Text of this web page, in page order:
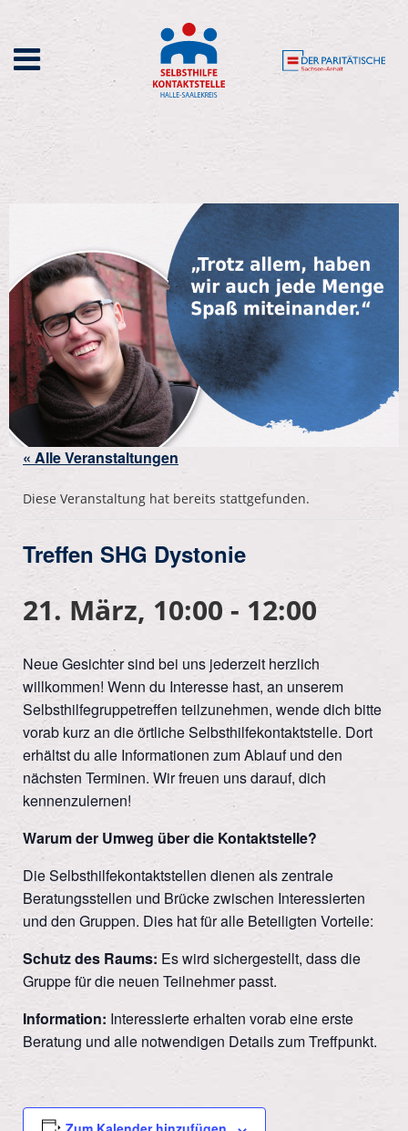
« Alle Veranstaltungen
Diese Veranstaltung hat bereits stattgefunden.
Treffen SHG Dystonie
21. März, 10:00 - 12:00
Neue Gesichter sind bei uns jederzeit herzlich
willkommen! Wenn du Interesse hast, an unserem
Selbsthilfegruppetreffen teilzunehmen, wende dich bitte
vorab kurz an die örtliche Selbsthilfekontaktstelle. Dort
erhältst du alle Informationen zum Ablauf und den
nächsten Terminen. Wir freuen uns darauf, dich
kennenzulernen!
Warum der Umweg über die Kontaktstelle?
Die Selbsthilfekontaktstellen dienen als zentrale
Beratungsstellen und Brücke zwischen Interessierten
und den Gruppen. Dies hat für alle Beteiligten Vorteile:
Schutz des Raums: Es wird sichergestellt, dass die
Gruppe für die neuen Teilnehmer passt.
Information: Interessierte erhalten vorab eine erste
Beratung und alle notwendigen Details zum Treffpunkt.